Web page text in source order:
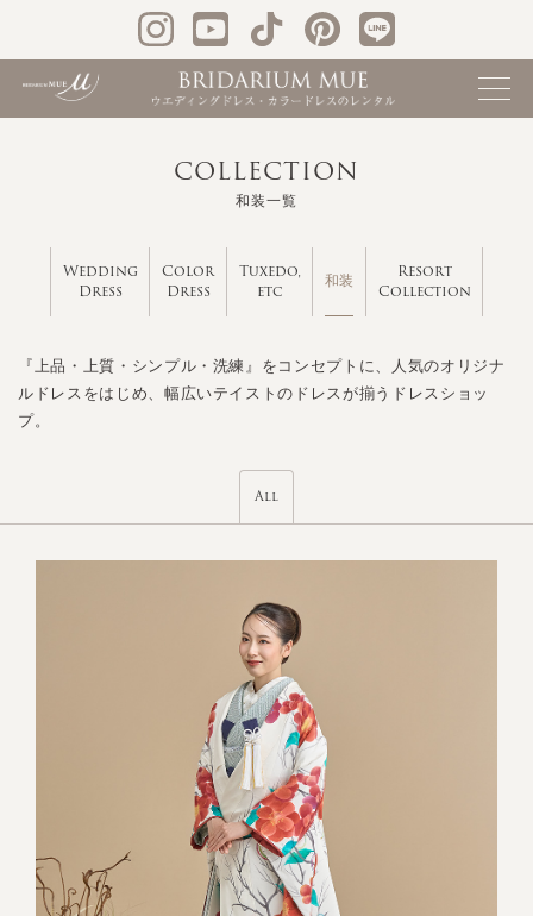
COLLECTION
和装一覧
Wedding
Dress
Color
Dress
Tuxedo,
etc
和装
Resort
Collection
『上品・上質・シンプル・洗練』をコンセプトに、人気のオリジナ
ルドレスをはじめ、幅広いテイストのドレスが揃うドレスショッ
プ。
All